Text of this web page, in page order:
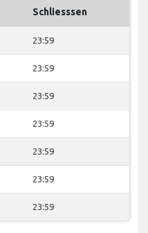
Schliesssen
23:59
23:59
23:59
23:59
23:59
23:59
23:59